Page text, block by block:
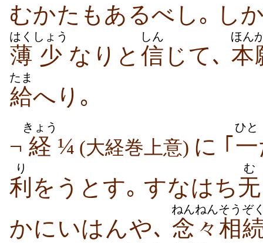
むかたもあるべし｡ し
薄
はく
少
しょう
なりと 信
しん
じて､ 本
ほん
給
たま
へり｡
¬ 経
きょう
¼ (大経巻上意) に ｢ 一
ひと
利
り
をうとす｡ すなはち无
む
かにいはんや､ 念々
ねんねん
相
そうぞ